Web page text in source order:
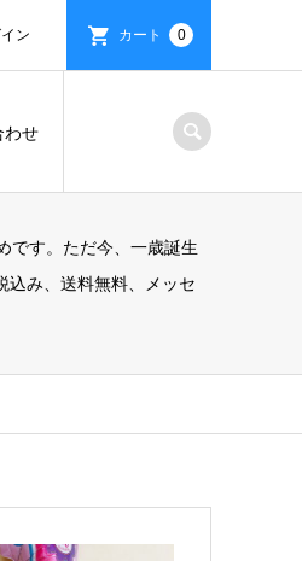
ン カート 0
わせ
です。ただ今、一歳誕生
込み、送料無料、メッセ